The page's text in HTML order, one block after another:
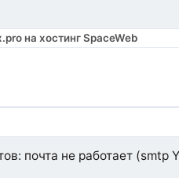
на хостинг SpaceWeb
почта не работает (smtp